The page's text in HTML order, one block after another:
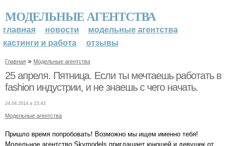
МОДЕЛЬНЫЕ АГЕНТСТВА
главная новости
модельные агентства
кастинги и работа
отзывы
Главная » Модельные агентства
25 апреля. Пятница. Если ты мечтаешь работать в
fashion индустрии, и не знаешь с чего начать.
24.04.2014 в 23:43
Модельные агентства
Пришло время попробовать! Возможно мы ищем именно тебя!
Модельное агентство Skymodels приглашает юношей и девушек от